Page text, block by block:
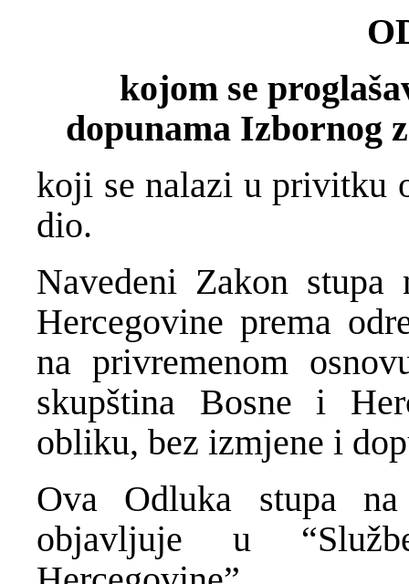
kojom se
dopunama Izbornog
koji se nalazi u privitku
dio.
Navedeni Zakon
Hercegovine prema
na privremenom
skupština Bosne i
obliku, bez izmjene i
Ova Odluka stupa
objavljuje u